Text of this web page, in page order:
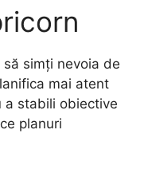
simți nevoia de
mai atent
a stabili obiective
planuri